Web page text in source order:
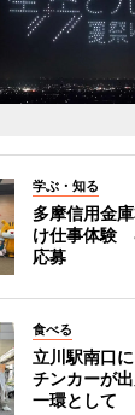
学ぶ・知る
多摩信用金
け仕事体験
応募
食べる
立川駅南口
チンカーが
一環として